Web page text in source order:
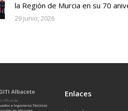
la Región de Murcia en su 70
29 junio, 2026
Enlaces